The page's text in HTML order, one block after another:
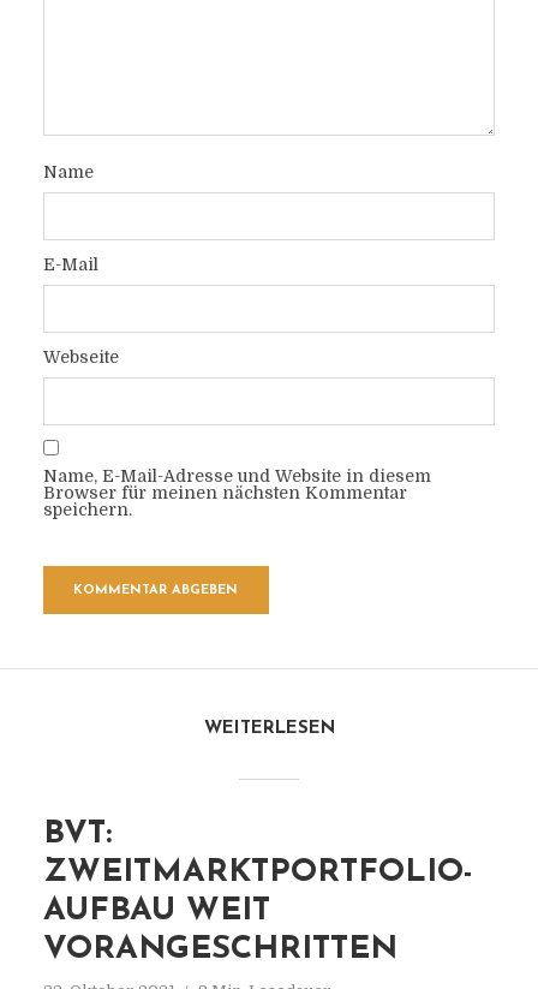
Name
E-Mail
Webseite
Name, E-Mail-Adresse und Website in diesem
Browser für meinen nächsten Kommentar
speichern.
WEITERLESEN
BVT:
ZWEITMARKTPORTFOLIO-
AUFBAU WEIT
VORANGESCHRITTEN